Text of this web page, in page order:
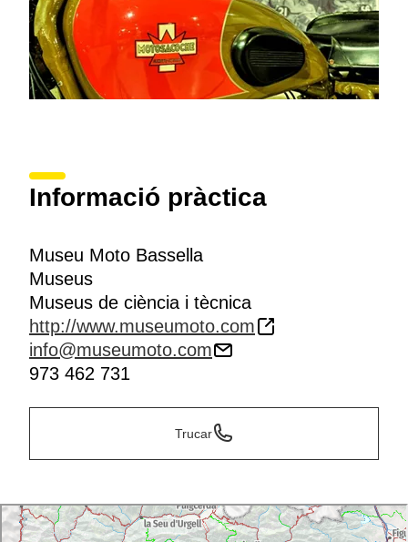
Informació pràctica
Museu Moto Bassella
Museus
Museus de ciència i tècnica
http://www.museumoto.com
info@museumoto.com
973 462 731
Trucar